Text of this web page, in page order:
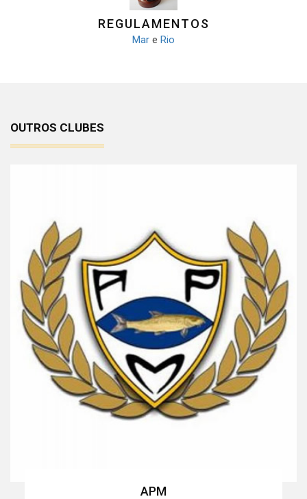
REGULAMENTOS
Mar e Rio
OUTROS CLUBES
APM